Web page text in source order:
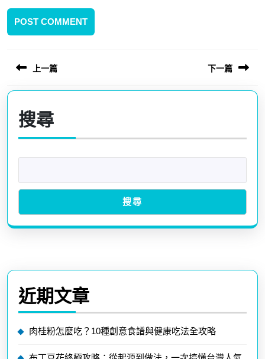
導
覽
上一篇
Previous
post:
下一篇
搜尋
搜尋
近期文章
肉桂粉怎麼吃？10種創意食譜與健康吃法全攻略